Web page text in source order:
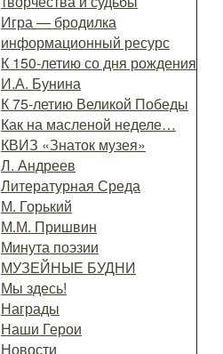
Игра — бродилка
информационный ресурс
К 150-летию со дня рождения
И.А. Бунина
К 75-летию Великой Победы
Как на масленой неделе…
КВИЗ «Знаток музея»
Л. Андреев
Литературная Среда
М. Горький
М.М. Пришвин
Минута поэзии
МУЗЕЙНЫЕ БУДНИ
Мы здесь!
Награды
Наши Герои
Новости